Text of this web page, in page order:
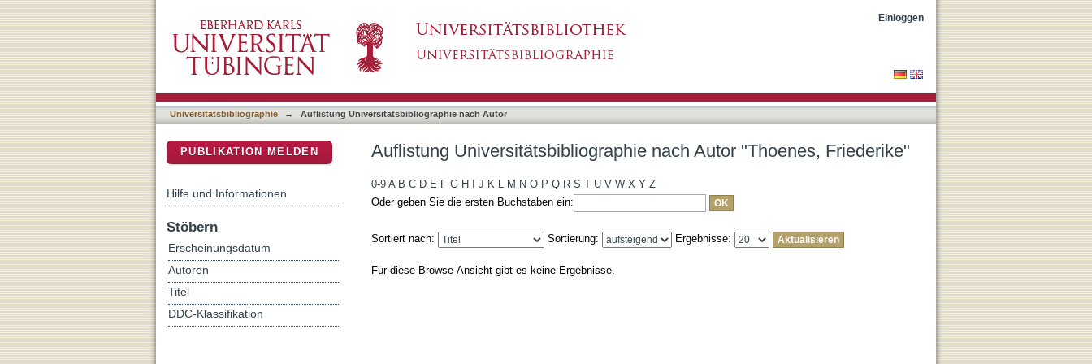
Einloggen
Universitätsbibliographie → Auflistung Universitätsbibliographie nach Autor
Auflistung Universitätsbibliographie nach Autor "Thoenes, Friederike"
0-9 A B C D E F G H J K L M N O P Q R S T U V W X Y Z
Oder geben Sie die ersten Buchstaben ein:
Sortiert nach: Sortierung: Ergebnisse:
Für diese Browse-Ansicht gibt es keine Ergebnisse.
PUBLIKATION MELDEN
Hilfe und Informationen
Stöbern
Erscheinungsdatum
Autoren
Titel
DDC-Klassifikation